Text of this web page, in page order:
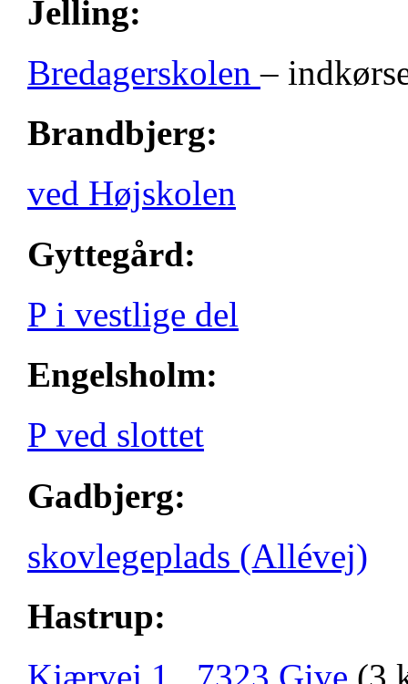
Jelling:
Bredagerskolen–
Brandbjerg:
ved Højskolen
Gyttegård:
P i vestlige del
Engelsholm:
P ved slottet
Gadbjerg:
skovlegeplads (Allévej)
Hastrup: